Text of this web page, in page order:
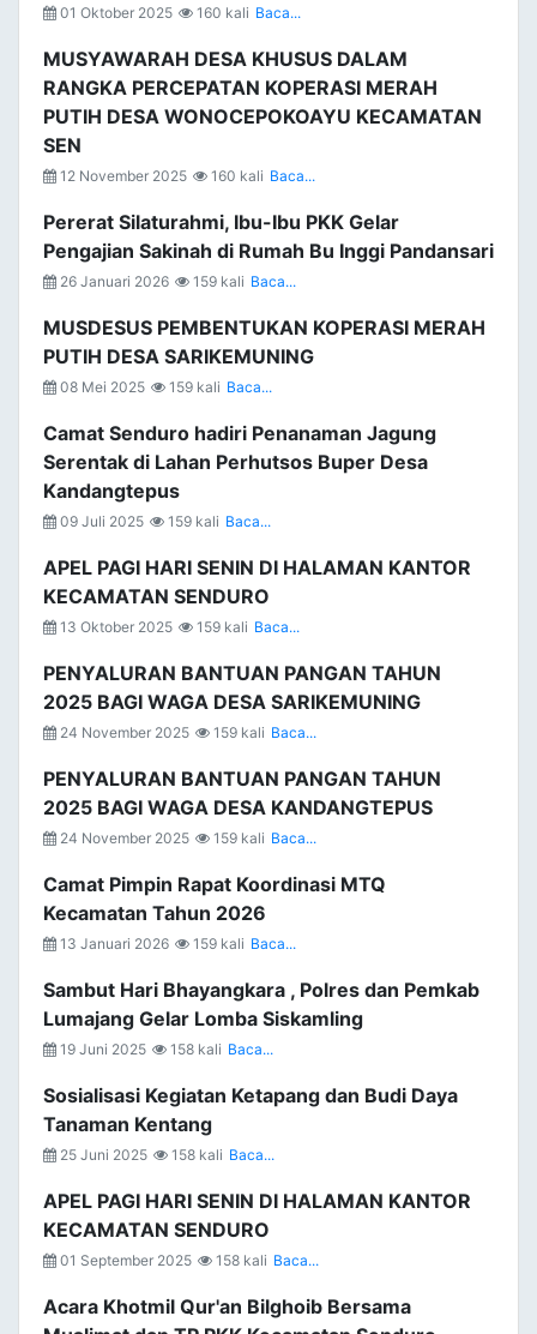
01 Oktober 2025 160 kali Baca...
MUSYAWARAH DESA KHUSUS DALAM
RANGKA PERCEPATAN KOPERASI MERAH
PUTIH DESA WONOCEPOKOAYU KECAMATAN
SEN
12 November 2025 160 kali Baca...
Pererat Silaturahmi, Ibu-Ibu PKK Gelar
Pengajian Sakinah di Rumah Bu Inggi Pandansari
26 Januari 2026 159 kali Baca...
MUSDESUS PEMBENTUKAN KOPERASI MERAH
PUTIH DESA SARIKEMUNING
08 Mei 2025 159 kali Baca...
Camat Senduro hadiri Penanaman Jagung
Serentak di Lahan Perhutsos Buper Desa
Kandangtepus
09 Juli 2025 159 kali Baca...
APEL PAGI HARI SENIN DI HALAMAN KANTOR
KECAMATAN SENDURO
13 Oktober 2025 159 kali Baca...
PENYALURAN BANTUAN PANGAN TAHUN
2025 BAGI WAGA DESA SARIKEMUNING
24 November 2025 159 kali Baca...
PENYALURAN BANTUAN PANGAN TAHUN
2025 BAGI WAGA DESA KANDANGTEPUS
24 November 2025 159 kali Baca...
Camat Pimpin Rapat Koordinasi MTQ
Kecamatan Tahun 2026
13 Januari 2026 159 kali Baca...
Sambut Hari Bhayangkara , Polres dan Pemkab
Lumajang Gelar Lomba Siskamling
19 Juni 2025 158 kali Baca...
Sosialisasi Kegiatan Ketapang dan Budi Daya
Tanaman Kentang
25 Juni 2025 158 kali Baca...
APEL PAGI HARI SENIN DI HALAMAN KANTOR
KECAMATAN SENDURO
01 September 2025 158 kali Baca...
Acara Khotmil Qur'an Bilghoib Bersama